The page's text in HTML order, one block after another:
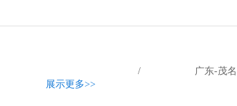
展示更多>>
/ 广东-茂名